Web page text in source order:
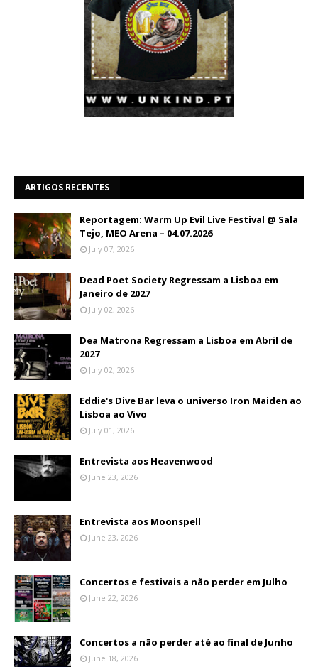
ARTIGOS RECENTES
Reportagem: Warm Up Evil Live Festival @ Sala
Tejo, MEO Arena – 04.07.2026
July 07, 2026
Dead Poet Society Regressam a Lisboa em
Janeiro de 2027
July 02, 2026
Dea Matrona Regressam a Lisboa em Abril de
2027
July 02, 2026
Eddie's Dive Bar leva o universo Iron Maiden ao
Lisboa ao Vivo
July 01, 2026
Entrevista aos Heavenwood
June 23, 2026
Entrevista aos Moonspell
June 23, 2026
Concertos e festivais a não perder em Julho
June 22, 2026
Concertos a não perder até ao final de Junho
June 18, 2026